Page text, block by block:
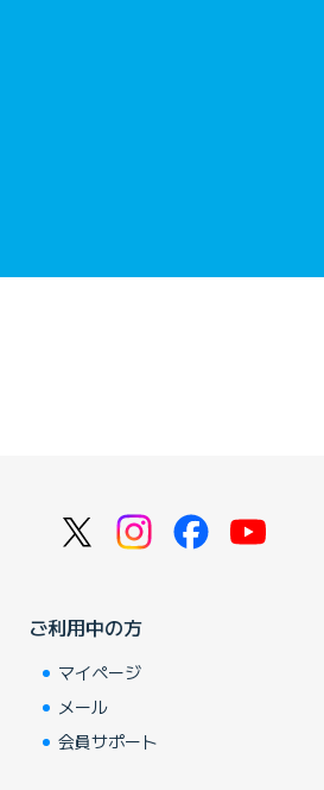
ご利用中の方
マイページ
メール
会員サポート